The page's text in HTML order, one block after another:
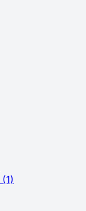
(1)